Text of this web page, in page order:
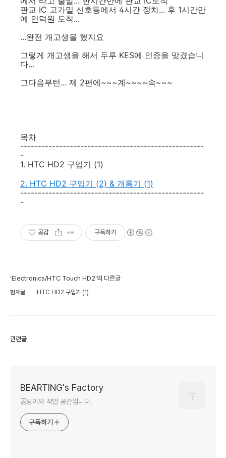
판교 IC 고가밑 신호등에서 4시간 정차... 후 1시간만
에 인덕원 도착...
...완전 개고생을 했지요
그렇게 개고생을 해서 두루 KES에 인증을 맞겼습니
다...
그다음부턴... 제 2편에~~~계~~~~속~~~
목차
----------------------------------------------------
-
1. HTC HD2 구입기 (1)
2. HTC HD2 구입기 (2) & 개통기 (1)
----------------------------------------------------
-
공감 구독하기
'Electronics/HTC Touch HD2'의 다른글
현재글 HTC HD2 구입기 (1)
관련글
BEARTING's Factory
곰팅이의 작업 공간입니다.
구독하기